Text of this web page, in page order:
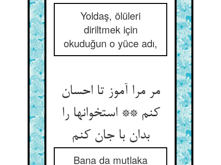
Yoldaş, ölüleri
diriltmek için
okuduğun o yüce adı,
مر مرا آموز تا احسان
کنم ** استخوانها را
بدان با جان کنم
Bana da mutlaka